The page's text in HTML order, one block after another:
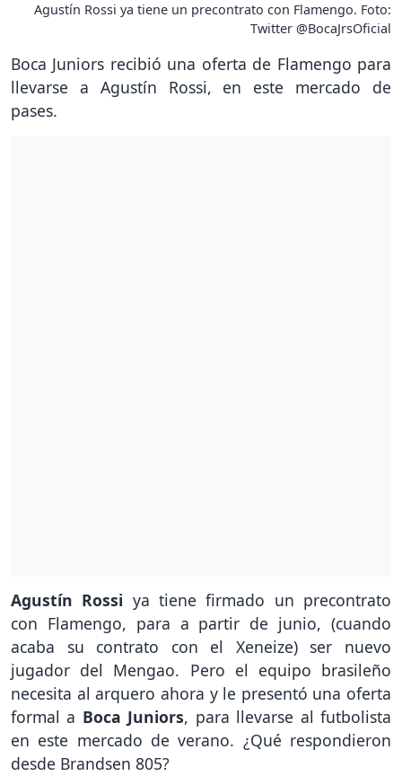
Agustín Rossi ya tiene un precontrato con Flamengo. Foto:
Twitter @BocaJrsOficial
Boca Juniors recibió una oferta de Flamengo para
llevarse a Agustín Rossi, en este mercado de
pases.
Agustín Rossi ya tiene firmado un precontrato
con Flamengo, para a partir de junio, (cuando
acaba su contrato con el Xeneize) ser nuevo
jugador del Mengao. Pero el equipo brasileño
necesita al arquero ahora y le presentó una oferta
formal a Boca Juniors, para llevarse al futbolista
en este mercado de verano. ¿Qué respondieron
desde Brandsen 805?